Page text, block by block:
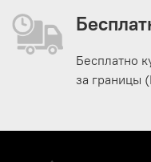
Бесплатно
за границы